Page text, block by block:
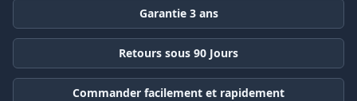
Garantie 3 ans
Retours sous 90 Jours
Commander facilement et rapidement